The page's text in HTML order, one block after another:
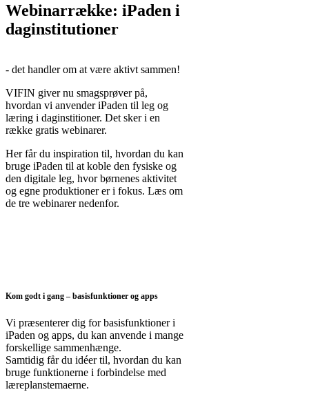
Webinarrække: iPaden i
daginstitutioner
- det handler om at være aktivt sammen!
VIFIN giver nu smagsprøver på,
hvordan vi anvender iPaden til leg og
læring i daginstitioner. Det sker i en
række gratis webinarer.
Her får du inspiration til, hvordan du kan
bruge iPaden til at koble den fysiske og
den digitale leg, hvor børnenes aktivitet
og egne produktioner er i fokus. Læs om
de tre webinarer nedenfor.
Kom godt i gang – basisfunktioner og apps
Vi præsenterer dig for basisfunktioner i
iPaden og apps, du kan anvende i mange
forskellige sammenhænge.
Samtidig får du idéer til, hvordan du kan
bruge funktionerne i forbindelse med
læreplanstemaerne.